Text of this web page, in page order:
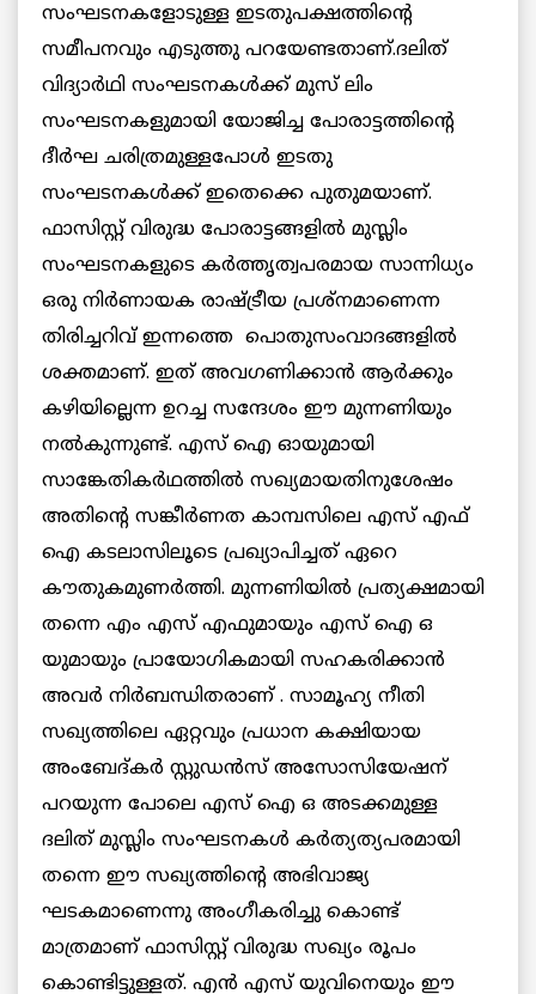
സംഘടനകളോടുള്ള ഇടതുപക്ഷത്തിന്റെ
സമീപനവും എടുത്തു പറയേണ്ടതാണ്.ദലിത്
വിദ്യാർഥി സംഘടനകൾക്ക് മുസ് ലിം
സംഘടനകളുമായി യോജിച്ച പോരാട്ടത്തിന്റെ
ദീർഘ ചരിത്രമുള്ളപോൾ ഇടതു
സംഘടനകൾക്ക് ഇതെക്കെ പുതുമയാണ്.
ഫാസിസ്റ്റ് വിരുദ്ധ പോരാട്ടങ്ങളിൽ മുസ്ലിം
സംഘടനകളുടെ കർത്തൃത്വപരമായ സാന്നിധ്യം
ഒരു നിർണായക രാഷ്ട്രീയ പ്രശ്‌നമാണെന്ന
തിരിച്ചറിവ് ഇന്നത്തെ പൊതുസംവാദങ്ങളിൽ
ശക്തമാണ്. ഇത് അവഗണിക്കാൻ ആർക്കും
കഴിയില്ലെന്ന ഉറച്ച സന്ദേശം ഈ മുന്നണിയും
നൽകുന്നുണ്ട്. എസ് ഐ ഓയുമായി
സാങ്കേതികർഥത്തിൽ സഖ്യമായതിനുശേഷം
അതിന്റെ സങ്കീർണത കാമ്പസിലെ എസ് എഫ്
ഐ കടലാസിലൂടെ പ്രഖ്യാപിച്ചത് ഏറെ
കൗതുകമുണർത്തി. മുന്നണിയിൽ പ്രത്യക്ഷമായി
തന്നെ എം എസ് എഫുമായും എസ് ഐ ഒ
യുമായും പ്രായോഗികമായി സഹകരിക്കാൻ
അവർ നിർബന്ധിതരാണ് . സാമൂഹ്യ നീതി
സഖ്യത്തിലെ ഏറ്റവും പ്രധാന കക്ഷിയായ
അംബേദ്കർ സ്റ്റുഡൻസ് അസോസിയേഷന്
പറയുന്ന പോലെ എസ് ഐ ഒ അടക്കമുള്ള
ദലിത് മുസ്ലിം സംഘടനകൾ കർത്യത്യപരമായി
തന്നെ ഈ സഖ്യത്തിന്റെ അഭിവാജ്യ
ഘടകമാണെന്നു അംഗീകരിച്ചു കൊണ്ട്
മാത്രമാണ് ഫാസിസ്റ്റ് വിരുദ്ധ സഖ്യം രൂപം
കൊണ്ടിട്ടുള്ളത്. എൻ എസ് യുവിനെയും ഈ